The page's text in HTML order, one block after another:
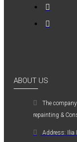
ABOUT US
The
repainting &
Address: Ilia